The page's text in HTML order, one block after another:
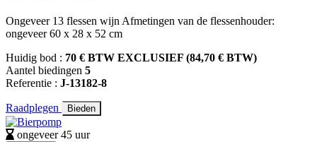
Ongeveer 13 flessen wijn Afmetingen van de flessenhouder:
ongeveer 60 x 28 x 52 cm
Huidig bod : 70 € BTW EXCLUSIEF (84,70 € BTW)
Aantel biedingen 5
Referentie : J-13182-8
Raadplegen Bieden
ongeveer 45 uur